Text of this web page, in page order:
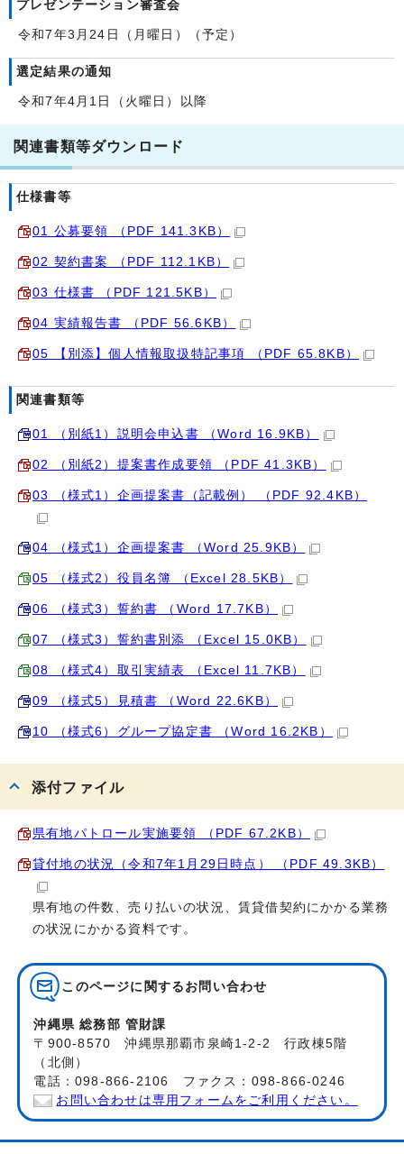
プレゼンテーション審査会
令和7年3月24日（月曜日）（予定）
選定結果の通知
令和7年4月1日（火曜日）以降
関連書類等ダウンロード
仕様書等
01 公募要領 （PDF 141.3KB）
02 契約書案 （PDF 112.1KB）
03 仕様書 （PDF 121.5KB）
04 実績報告書 （PDF 56.6KB）
05 【別添】個人情報取扱特記事項 （PDF 65.8KB）
関連書類等
01 （別紙1）説明会申込書 （Word 16.9KB）
02 （別紙2）提案書作成要領 （PDF 41.3KB）
03 （様式1）企画提案書（記載例） （PDF 92.4KB）
04 （様式1）企画提案書 （Word 25.9KB）
05 （様式2）役員名簿 （Excel 28.5KB）
06 （様式3）誓約書 （Word 17.7KB）
07 （様式3）誓約書別添 （Excel 15.0KB）
08 （様式4）取引実績表 （Excel 11.7KB）
09 （様式5）見積書 （Word 22.6KB）
10 （様式6）グループ協定書 （Word 16.2KB）
添付ファイル
県有地パトロール実施要領 （PDF 67.2KB）
貸付地の状況（令和7年1月29日時点） （PDF 49.3KB）
県有地の件数、売り払いの状況、賃貸借契約にかかる業務
の状況にかかる資料です。
このページに関する お問い合わせ
沖縄県 総務部 管財課
〒900-8570 沖縄県那覇市泉崎1-2-2 行政棟5階
（北側）
電話：098-866-2106 ファクス：098-866-0246
お問い合わせは専用フォームをご利用ください。